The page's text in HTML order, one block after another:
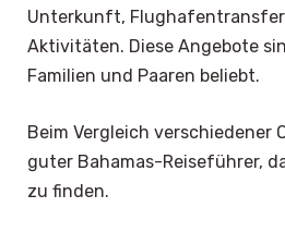
Unterkunft,
Aktivitäten. Diese Angebote
Familien und Paaren beliebt.
Beim Vergleich verschiedener
guter Bahamas-Reiseführer,
zu finden.